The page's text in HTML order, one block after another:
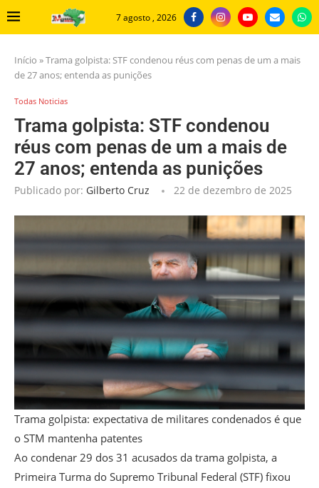
7 agosto , 2026
Início »Trama golpista: STF condenou réus com penas de um a mais
de 27 anos; entenda as punições
Todas Noticias
Trama golpista: STF condenou
réus com penas de um a mais de
27 anos; entenda as punições
Publicado por: Gilberto Cruz 22 de dezembro de 2025
Trama golpista: expectativa de militares condenados é que
o STM mantenha patentes
Ao condenar 29 dos 31 acusados da trama golpista, a
Primeira Turma do Supremo Tribunal Federal (STF) fixou